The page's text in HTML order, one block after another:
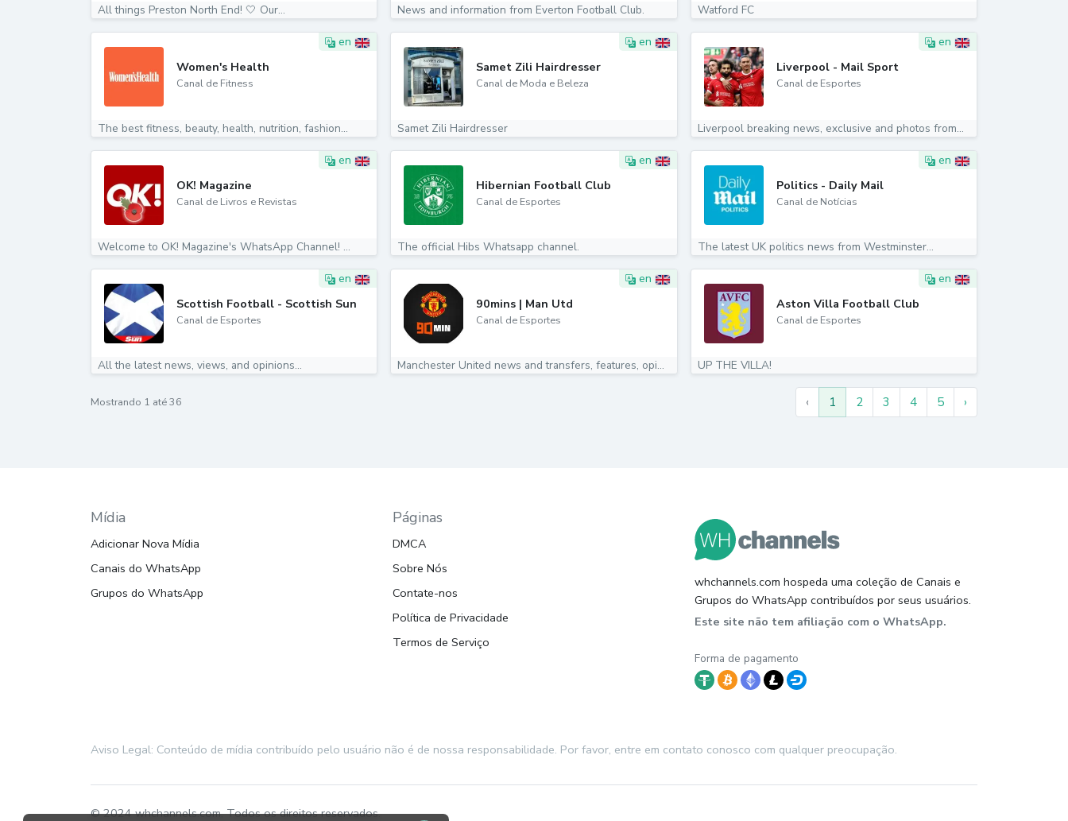
All things Preston North End! 🤍 Our... News and information from Everton Football Club. Watford FC
en
Women's Health
Canal de Fitness
The best fitness, beauty, health, nutrition, fashion...
en
Samet Zili Hairdresser
Canal de Moda e Beleza
Samet Zili Hairdresser
en
Liverpool - Mail Sport
Canal de Esportes
Liverpool breaking news, exclusive and photos from...
en
OK! Magazine
Canal de Livros e Revistas
Welcome to OK! Magazine's WhatsApp Channel! ️...
en
Hibernian Football Club
Canal de Esportes
The official Hibs Whatsapp channel.
en
Politics - Daily Mail
Canal de Notícias
The latest UK politics news from Westminster...
en
Scottish Football - Scottish Sun
Canal de Esportes
All the latest news, views, and opinions...
en
90mins | Man Utd
Canal de Esportes
Manchester United news and transfers, features, opinions,...
en
Aston Villa Football Club
Canal de Esportes
UP THE VILLA!
Mostrando 1 até36 ‹ 1 2 3 4 5 ›
Mídia
Adicionar Nova Mídia
Canais do WhatsApp
Grupos do WhatsApp
Páginas
DMCA
Sobre Nós
Contate-nos
Política de Privacidade
Termos de Serviço
whchannels.com hospeda uma coleção de Canais e
Grupos do WhatsApp contribuídos por seus usuários.
Este site não tem afiliação com o WhatsApp.
Forma de pagamento
Aviso Legal: Conteúdo de mídia contribuído pelo usuário não é de nossa responsabilidade. Por favor, entre em contato conosco com qualquer preocupação.
© 2024 whchannels.com, Todos os direitos reservados.